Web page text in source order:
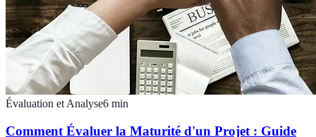
Évaluation et Analyse6 min
Comment Évaluer la Maturité d'un Projet : Guide